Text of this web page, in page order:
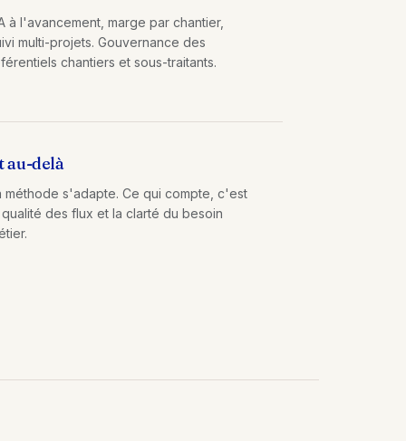
à l'avancement, marge par chantier,
multi-projets. Gouvernance des
chantiers et sous-traitants.
au-delà
méthode s'adapte. Ce qui compte, c'est
qualité des flux et la clarté du besoin